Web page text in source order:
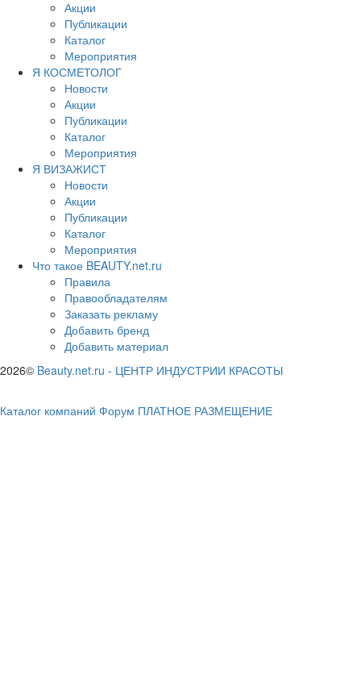
Акции
Публикации
Каталог
Мероприятия
Я КОСМЕТОЛОГ
Новости
Акции
Публикации
Каталог
Мероприятия
Я ВИЗАЖИСТ
Новости
Акции
Публикации
Каталог
Мероприятия
Что такое BEAUTY.net.ru
Правила
Правообладателям
Заказать рекламу
Добавить бренд
Добавить материал
2026© Beauty.net.ru - ЦЕНТР ИНДУСТРИИ КРАСОТЫ
Каталог компаний Форум ПЛАТНОЕ РАЗМЕЩЕНИЕ